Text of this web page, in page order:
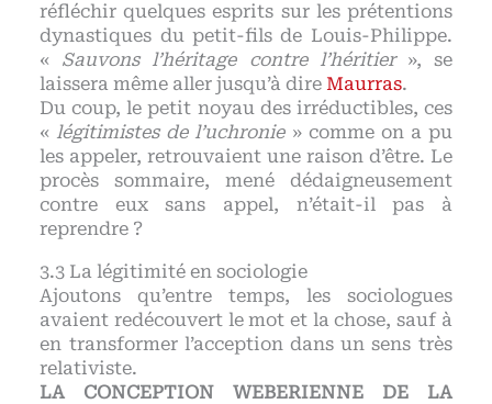
réfléchir quelques esprits sur les prétentions
dynastiques du petit-fils de Louis-Philippe.
« Sauvons l’héritage contre l’héritier», se
laissera même aller jusqu’à direMaurras.
Du coup, le petit noyau des irréductibles, ces
« légitimistes de l’uchronie» comme on a pu
les appeler, retrouvaient une raison d’être. Le
procès sommaire, mené dédaigneusement
contre eux sans appel, n’était-il pas à
reprendre ?
La légitimité en sociologie
Ajoutons qu’entre temps, les sociologues
avaient redécouvert le mot et la chose, sauf à
en transformer l’acception dans un sens très
relativiste.
LA CONCEPTION WEBERIENNE DE LA